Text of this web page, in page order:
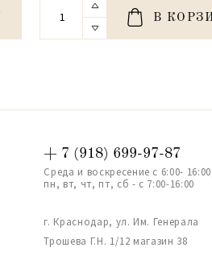
В
+ 7 (918) 699-97-87
Среда и воскресение с 6:00-
пн, вт, чт, пт, сб - с 7:00-16:00
г. Краснодар, ул. Им. Генерала
Трошева Г.Н. 1/12 магазин 38